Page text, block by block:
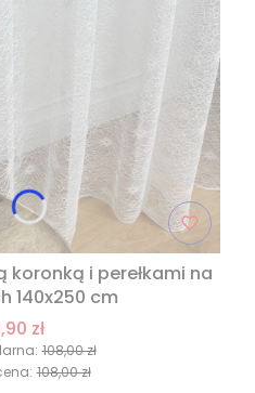
koronką i perełkami na
140x250 cm
zł
108,00 zł
108,00 zł